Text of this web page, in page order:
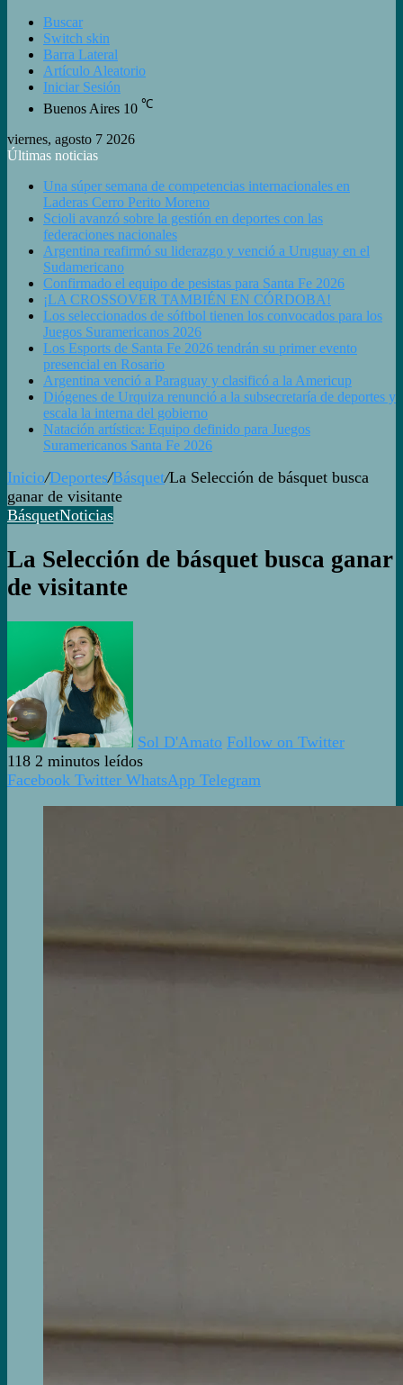
Buscar
Switch skin
Barra Lateral
Artículo Aleatorio
Iniciar Sesión
Buenos Aires 10 ℃
viernes, agosto 7 2026
Últimas noticias
Una súper semana de competencias internacionales en
Laderas Cerro Perito Moreno
Scioli avanzó sobre la gestión en deportes con las
federaciones nacionales
Argentina reafirmó su liderazgo y venció a Uruguay en el
Sudamericano
Confirmado el equipo de pesistas para Santa Fe 2026
¡LA CROSSOVER TAMBIÉN EN CÓRDOBA!
Los seleccionados de sóftbol tienen los convocados para los
Juegos Suramericanos 2026
Los Esports de Santa Fe 2026 tendrán su primer evento
presencial en Rosario
Argentina venció a Paraguay y clasificó a la Americup
Diógenes de Urquiza renunció a la subsecretaría de deportes y
escala la interna del gobierno
Natación artística: Equipo definido para Juegos
Suramericanos Santa Fe 2026
Inicio/Deportes/Básquet/La Selección de básquet busca
ganar de visitante
BásquetNoticias
La Selección de básquet busca ganar
de visitante
Sol D'Amato Follow on Twitter
118 2 minutos leídos
Facebook Twitter WhatsApp Telegram